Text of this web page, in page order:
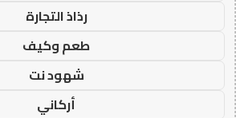
رذاذ التجارة
طعم وكيف
شهود نت
أركاني